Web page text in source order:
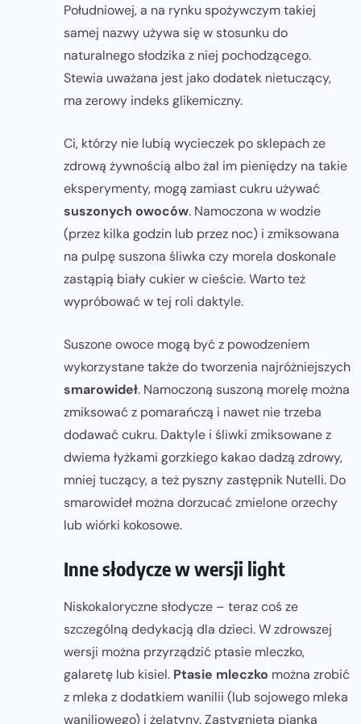
Południowej, a na rynku spożywczym takiej
samej nazwy używa się w stosunku do
naturalnego słodzika z niej pochodzącego.
Stewia uważana jest jako dodatek nietuczący,
ma zerowy indeks glikemiczny.
Ci, którzy nie lubią wycieczek po sklepach ze
zdrową żywnością albo żal im pieniędzy na takie
eksperymenty, mogą zamiast cukru używać
suszonych owoców. Namoczona w wodzie
(przez kilka godzin lub przez noc) i zmiksowana
na pulpę suszona śliwka czy morela doskonale
zastąpią biały cukier w cieście. Warto też
wypróbować w tej roli daktyle.
Suszone owoce mogą być z powodzeniem
wykorzystane także do tworzenia najróżniejszych
smarowideł. Namoczoną suszoną morelę można
zmiksować z pomarańczą i nawet nie trzeba
dodawać cukru. Daktyle i śliwki zmiksowane z
dwiema łyżkami gorzkiego kakao dadzą zdrowy,
mniej tuczący, a też pyszny zastępnik Nutelli. Do
smarowideł można dorzucać zmielone orzechy
lub wiórki kokosowe.
Inne słodycze w wersji light
Niskokaloryczne słodycze – teraz coś ze
szczególną dedykacją dla dzieci. W zdrowszej
wersji można przyrządzić ptasie mleczko,
galaretę lub kisiel. Ptasie mleczko można zrobić
z mleka z dodatkiem wanilii (lub sojowego mleka
waniliowego) i żelatyny. Zastygnięta pianka